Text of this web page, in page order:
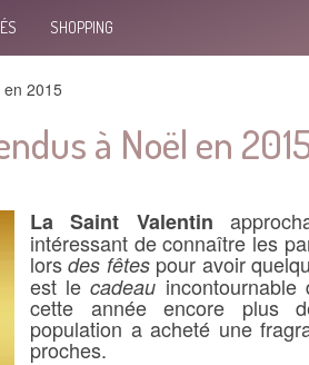
SHOPPING
en 2015
à Noël en
La Saint Valentin
intéressant de connaître les
lorsdes fêtespour avoir
est lecadeauincontournable
cette année encore plus
population a acheté une
proches.